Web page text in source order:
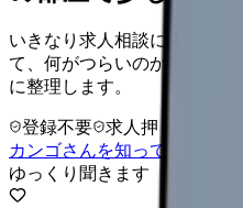
いきなり求人相談には進み
て、何がつらいのか、辞め
に整理します。
登録不要 求人押し売りなし
カンゴさんを知ってから相談
ゆっくり聞きます